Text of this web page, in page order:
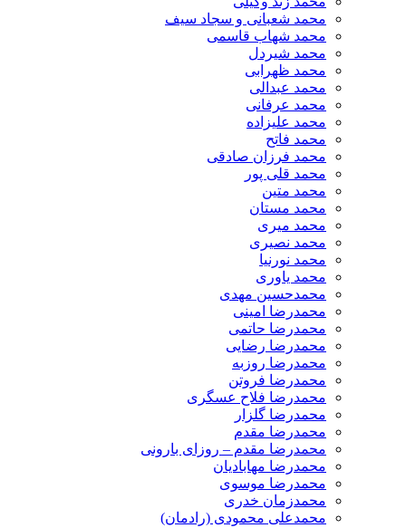
محمد شعبانی و سجاد سیف
محمد شهاب قاسمی
​محمد شیردل
محمد ظهرابی
محمد عبدالی
محمد عرفانی
محمد علیزاده
محمد فاتح
محمد فرزان صادقی
محمد قلی پور
محمد متین
محمد مستان
محمد میری
محمد نصیری
محمد نورنیا
محمد یاوری
محمدحسین مهدی
محمدرضا امینی
محمدرضا حاتمی
محمدرضا رضایی
محمدرضا روزبه
محمدرضا فروتن
محمدرضا فلاح عسگری
محمدرضا گلزار
محمدرضا مقدم
محمدرضا مقدم – روزای بارونی
محمدرضا مهابادیان
محمدرضا موسوی
محمدزمان خدری
محمدعلی محمودی (رادمان)